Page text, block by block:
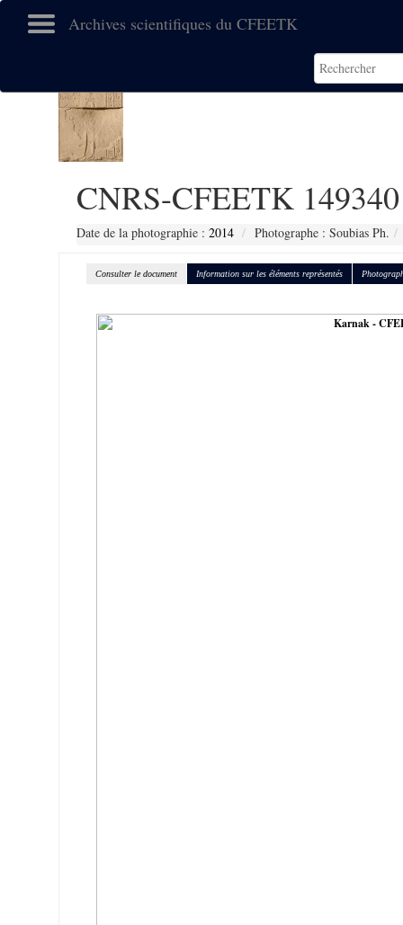
Archives scientifiques du CFEETK
CNRS-CFEETK 149340
Date de la photographie : 2014 Photographe : Soubias Ph.
Consulter le document Information sur les éléments représentés